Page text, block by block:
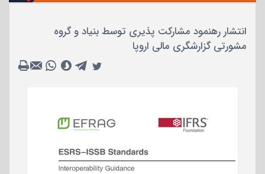
انتشار رهنمود مشارکت پذیری توسط بنیاد و گروه
مشورتی گزارشگری مالی اروپا